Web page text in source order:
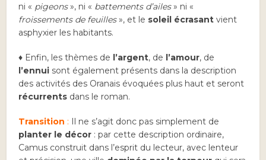
ni « pigeons», ni « battements d’ailes» ni «
froissements de feuilles», et le soleil écrasant vient
asphyxier les habitants.
♦ Enfin, les thèmes de l’argent, de l’amour, de
l’ennui sont également présents dans la description
des activités des Oranais évoquées plus haut et seront
récurrents dans le roman.
Transition : Il ne s’agit donc pas simplement de
planter le décor : par cette description ordinaire,
Camus construit dans l’esprit du lecteur, avec lenteur